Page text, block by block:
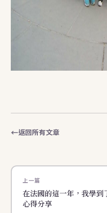
返回所有文章
上一篇
在法國的這一年，我學到
心得分享